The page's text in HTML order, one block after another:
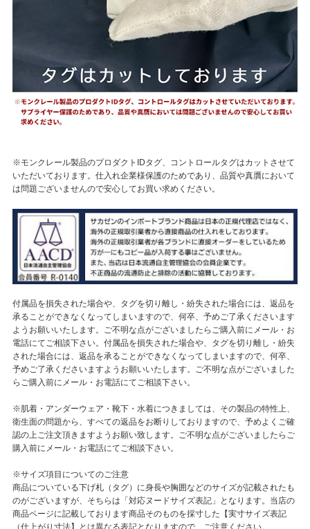
※モンクレール製品のプロダクトIDタグ、コントロールタグはカットさせて
いただいております。仕入れ企業様保護のためであり、品質や真贋において
は問題ございませんので安心してお買い求めください。
付属品を損失された場合や、タグを切り離し・紛失された場合には、返品を
承ることができなくなってしまいますので、何卒、予めご了承くださいます
ようお願いいたします。ご不明な点がございましたらご購入前にメール・お
電話にてご相談下さい。付属品を損失された場合や、タグを切り離し・紛失
された場合には、返品を承ることができなくなってしまいますので、何卒、
予めご了承くださいますようお願いいたします。ご不明な点がございました
らご購入前にメール・お電話にてご相談下さい。
※肌着・アンダーウェア・靴下・水着につきましては、その製品の特性上、
衛生面の問題から、すべての返品をお断りしておりますので、予めよくご確
認の上ご注文頂きますようお願い致します。ご不明な点がございましたらご
購入前にメール・お電話にてご相談下さい。
※サイズ項目についてのご注意
商品についている下げ札（タグ）に身長や胸囲などのサイズが記載されたも
のがございますが、そちらは「対応ヌードサイズ表記」となります。当店の
商品ページに記載しております商品そのものを採寸した【実寸サイズ表記
（仕上がり寸法】とは異なる表記となりますので、ご注意ください。